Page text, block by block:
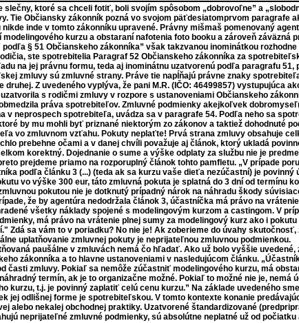
ktoré sa chceli fotiť, boli svojím spôsobom „dobrovoľne” a
Tie Občiansky zákonník pozná vo svojom päťdesiatomprvom paragrafe
inde v tomto zákonníku upravené. Právny mišmaš pomenovaný
modelingového kurzu a obstaraní nafotenia foto booku a zároveň záväzná
§ 51 Občianskeho zákonníka” však takzvanou inominátkou rozhodne
ste spotrebitelia Paragraf 52 Občianskeho zákonníka za
na jej právnu formu, teda aj inominátnu uzatvorenú podľa paragrafu 51,
zmluvy sú zmluvné strany. Práve tie napĺňajú právne znaky
Z uvedeného vyplýva, že pani M.R. (IČO: 46499857) vystupujúca
s rodičmi zmluvy v rozpore s ustanoveniami Občianskeho
práva spotrebiteľov. Zmluvné podmienky akejkoľvek
v neprospech spotrebiteľa, uvádza sa v paragrafe 54. Podľa neho sa
by mu mohli byť priznané niektorým zo zákonov a taktiež dohodnuté
vo zmluvnom vzťahu. Pokuty neplaťte! Prvá strana zmluvy obsahuje
prebehne očami a v danej chvíli považuje aj článok, ktorý ukladá
korektný. Dojednanie o sume a výške odplaty za službu nie je
prejdeme priamo na rozporuplný článok tohto pamfletu. „V prípade
podľa článku 3 (...) (teda ak sa kurzu vaše dieťa nezúčastní) je povinný
vo výške 300 eur, táto zmluvná pokuta je splatná do 3 dní od termínu
pokutou nie je dotknutý prípadný nárok na náhradu škody
že by agentúra nedodržala článok 3, účastníčka má právo na
všetky náklady spojené s modelingovým kurzom a castingom. V
má právo na vrátenie plnej sumy za modelingový kurz ako i
Zdá sa vám to v poriadku? No nie je! Ak zoberieme do úvahy skutočnosť,
uplatňovanie zmluvnej pokuty je neprijateľnou zmluvnou podmienkou.
paušálne v zmluvách nemá čo hľadať. Ako už bolo vyššie uvedené,
zákonníka a to hlavne ustanoveniami v nasledujúcom článku.
časti zmluvy. Pokiaľ sa nemôže zúčastniť modelingového kurzu, má
termín, ak je to organizačne možné. Pokiaľ to možné nie je, nemá
kurzu, t.j. je povinný zaplatiť celú cenu kurzu.” Na základe uvedeného sme
jej odlišnej forme je spotrebiteľskou. V tomto kontexte konanie
alebo nekalej obchodnej praktiky. Uzatvorené štandardizované
neprijateľné zmluvné podmienky, sú absolútne neplatné už od počiatku